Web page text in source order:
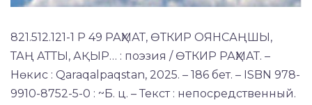
821.512.121-1 Р 49 РАҲМАТ, ѲТКИР ОЯНСАҢШЫ,
ТАҢ АТТЫ, АҚЫР… : поэзия / ѲТКИР РАҲМАТ. –
Нөкис : Qaraqalpaqstan, 2025. – 186 бет. – ISBN 978-
9910-8752-5-0 : ~Б. ц. – Текст : непосредственный.